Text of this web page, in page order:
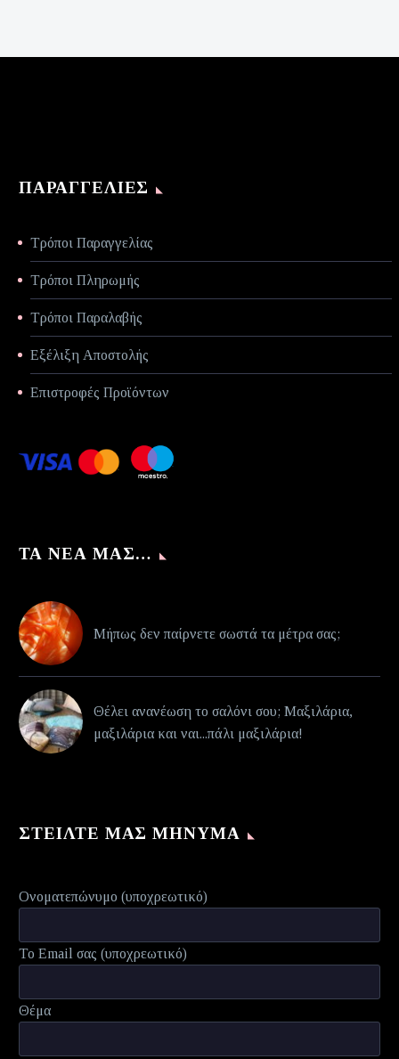
ΠΑΡΑΓΓΕΛΊΕΣ
Τρόποι Παραγγελίας
Τρόποι Πληρωμής
Τρόποι Παραλαβής
Εξέλιξη Αποστολής
Επιστροφές Προϊόντων
ΤΑ ΝΈΑ ΜΑΣ…
Μήπως δεν παίρνετε σωστά τα μέτρα σας;
Θέλει ανανέωση το σαλόνι σου; Μαξιλάρια,
μαξιλάρια και ναι...πάλι μαξιλάρια!
ΣΤΕΊΛΤΕ ΜΑΣ ΜΉΝΥΜΑ
Ονοματεπώνυμο (υποχρεωτικό)
Το Email σας (υποχρεωτικό)
Θέμα